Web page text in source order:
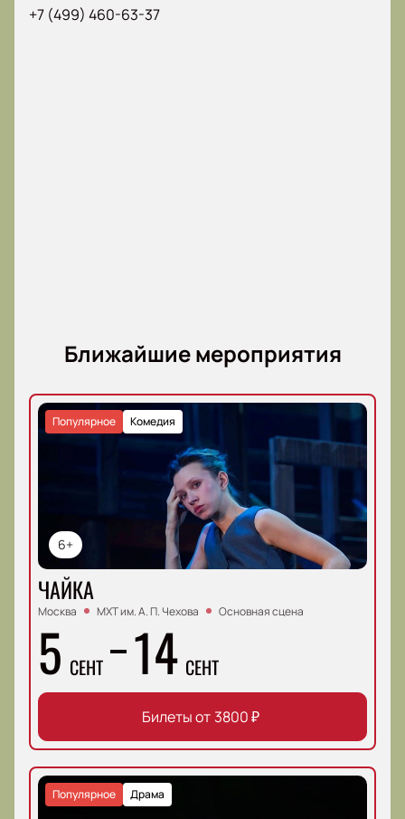
+7 (499) 460-63-37
Ближайшие мероприятия
6+
Комедия
Популярное
ЧАЙКА
Москва МХТ им. А. П. Чехова Основная сцена
5 СЕНТ 14 СЕНТ
Билеты от 3800₽
Драма
Популярное